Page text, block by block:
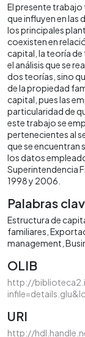
El presente
que influyen en las
los principales
coexisten en
capital, la teoría
el análisis que se
dos teorías, sino
de la propiedad
capital, pues las
particularidad de
este trabajo se
pertenecientes al
que se encuentran
los datos
Superintendencia
1998 y 2006.
Palabras
Estructura de
familiares
management
OLIB
http://
URI
http://